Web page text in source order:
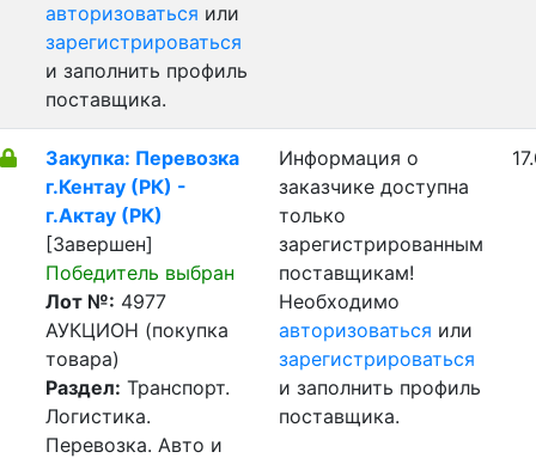
авторизоваться или
зарегистрироваться
и заполнить профиль
поставщика.
Закупка: Перевозка
г.Кентау (РК) -
г.Актау (РК)
[Завершен]
Победитель выбран
Лот №: 4977
АУКЦИОН (покупка
товара)
Раздел: Транспорт.
Логистика.
Перевозка. Авто и
Информация о
заказчике доступна
только
зарегистрированным
поставщикам!
Необходимо
авторизоваться или
зарегистрироваться
и заполнить профиль
поставщика.